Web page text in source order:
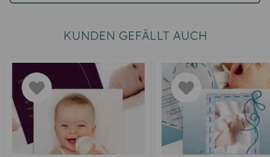
KUNDEN GEFÄLLT AUCH